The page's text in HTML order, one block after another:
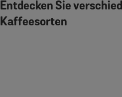
Entdecken Sie
Kaffeesorten